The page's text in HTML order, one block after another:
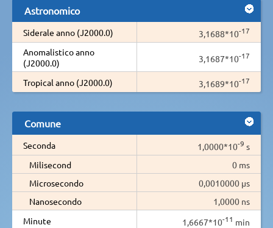
Astronomico
Siderale anno (J2000.0) 3,1688*10-17
Anomalistico anno
(J2000.0)
3,1687*10-17
Tropical anno (J2000.0) 3,1689*10-17
Comune
Seconda 1,0000*10-9 s
Milisecond
0 ms
Microsecondo
0,0010000 µs
Nanosecondo
1,0000 ns
Minute
1,6667*10-11 min